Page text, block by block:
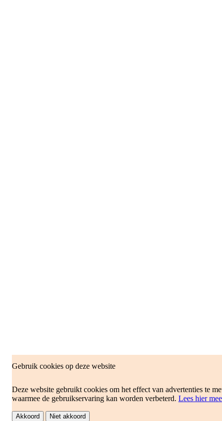
Gebruik cookies op deze website
Deze website gebruikt cookies om het effect van advertenties te
waarmee de gebruikservaring kan worden verbeterd. Lees hier
Akkoord Niet akkoord